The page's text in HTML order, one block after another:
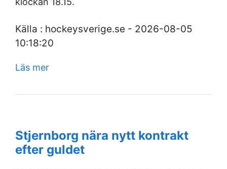
Källa : hockeysverige.se - 2026-08-05
10:18:20
Läs mer
Stjernborg nära nytt kontrakt
efter guldet